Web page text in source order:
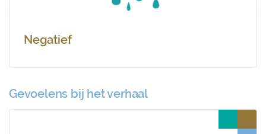
Negatief
Gevoelens bij het verhaal